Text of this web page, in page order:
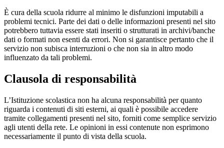
È cura della scuola ridurre al minimo le disfunzioni imputabili a
problemi tecnici. Parte dei dati o delle informazioni presenti nel sito
potrebbero tuttavia essere stati inseriti o strutturati in archivi/banche
dati o formati non esenti da errori. Non si garantisce pertanto che il
servizio non subisca interruzioni o che non sia in altro modo
influenzato da tali problemi.
Clausola di responsabilità
L’Istituzione scolastica non ha alcuna responsabilità per quanto
riguarda i contenuti di siti esterni, ai quali è possibile accedere
tramite collegamenti presenti nel sito, forniti come semplice servizio
agli utenti della rete. Le opinioni in essi contenute non esprimono
necessariamente il punto di vista della scuola.